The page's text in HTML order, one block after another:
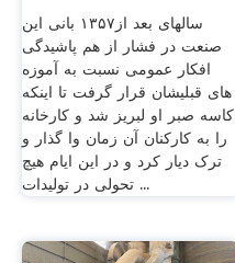
سالهای بعد از۱۳۵۷ بانی این
صنعت در فشار از هم پاشیدگی
افکار عمومی نسبت به آموزه
های قبلیشان قرار گرفت تا اینکه
کاسه صبر او لبریز شد و کارخانه
را به کارکنان آن زمان وا گذار و
ترک دیار کرد و در این ایام هیچ
تحولی در تولیدات ...